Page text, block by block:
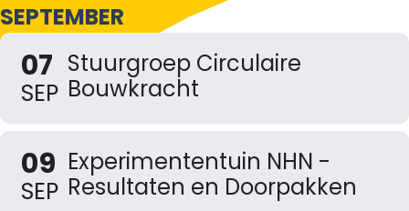
SEPTEMBER
07
SEP
Stuurgroep Circulaire
Bouwkracht
09
SEP
Experimententuin NHN -
Resultaten en Doorpakken